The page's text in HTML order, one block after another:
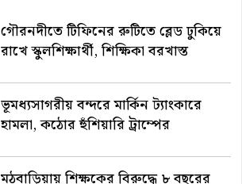
গৌরনদীতে টিফিনের রুটিতে ব্লেড ঢুকিয়ে
রাখে স্কুলশিক্ষার্থী, শিক্ষিকা বরখাস্ত
ভূমধ্যসাগরীয় বন্দরে মার্কিন ট্যাংকারে
হামলা, কঠোর হুঁশিয়ারি ট্রাম্পের
মঠবাড়িয়ায় শিক্ষকের বিরুদ্ধে ৮ বছরের